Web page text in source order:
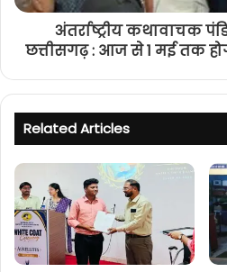
अंतर्राष्ट्रीय कथावाचक
छत्तीसगढ़ : आज से 1 मई तक
Related Articles